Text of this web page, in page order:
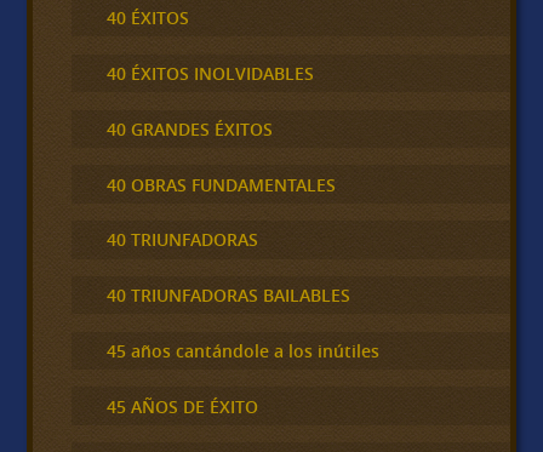
40 ÉXITOS
40 ÉXITOS INOLVIDABLES
40 GRANDES ÉXITOS
40 OBRAS FUNDAMENTALES
40 TRIUNFADORAS
40 TRIUNFADORAS BAILABLES
45 años cantándole a los inútiles
45 AÑOS DE ÉXITO